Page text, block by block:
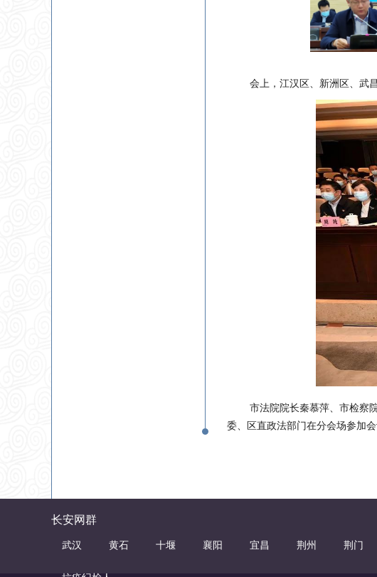
会上，江汉区、新洲区、武
市法院院长秦慕萍、市检察
委、区直政法部门在分会场参加会
长安网群
武汉 黄石 十堰 襄阳 宜昌 荆州 荆门